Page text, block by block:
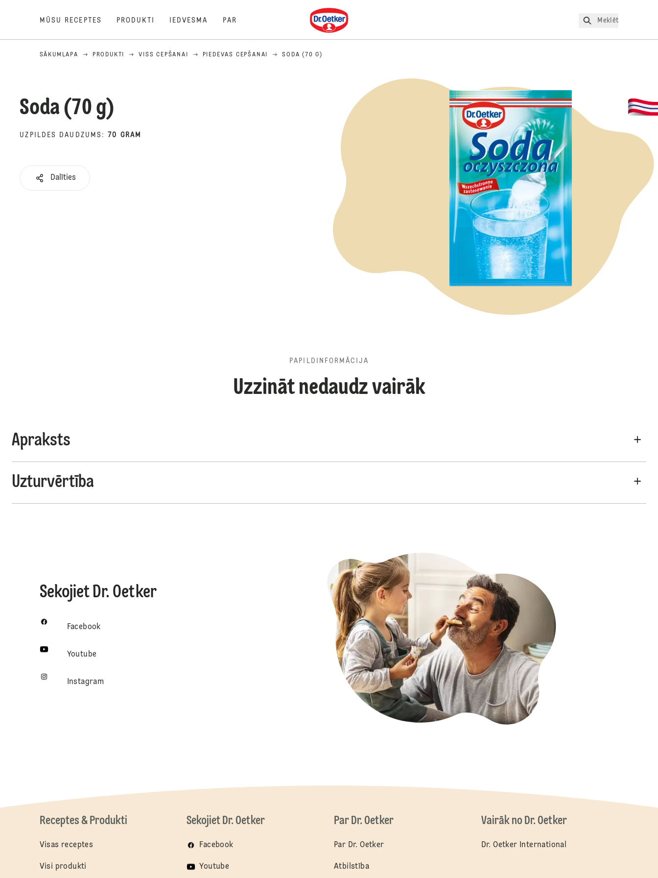
MŪSU RECEPTES PRODUKTI IEDVESMA PAR
Dr. Oetker
Meklēt
SĀKUMLAPA PRODUKTI VISS CEPŠANAI PIEDEVAS CEPŠANAI SODA (70 G)
Soda (70 g)
UZPILDES DAUDZUMS : 70 GRAM
Dalīties
PAPILDINFORMĀCIJA
Uzzināt nedaudz vairāk
Apraksts
Uzturvērtība
Sekojiet Dr. Oetker
Facebook
Youtube
Instagram
Receptes & Produkti Sekojiet Dr. Oetker Par Dr. Oetker Vairāk no Dr. Oetker
Visas receptes
Visi produkti
Facebook
Youtube
Par Dr. Oetker
Atbilstība
Dr. Oetker International